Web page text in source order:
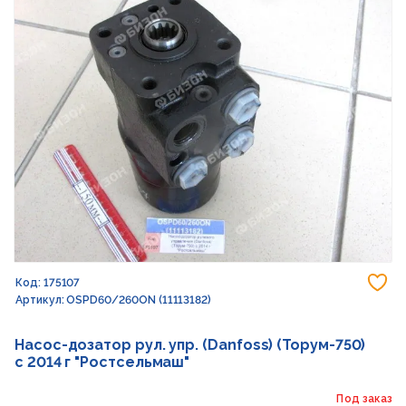
Код: 175107
Артикул: OSPD60/260ON (11113182)
Насос-дозатор рул. упр. (Danfoss) (Торум-750)
с 2014 г "Ростсельмаш"
Под заказ